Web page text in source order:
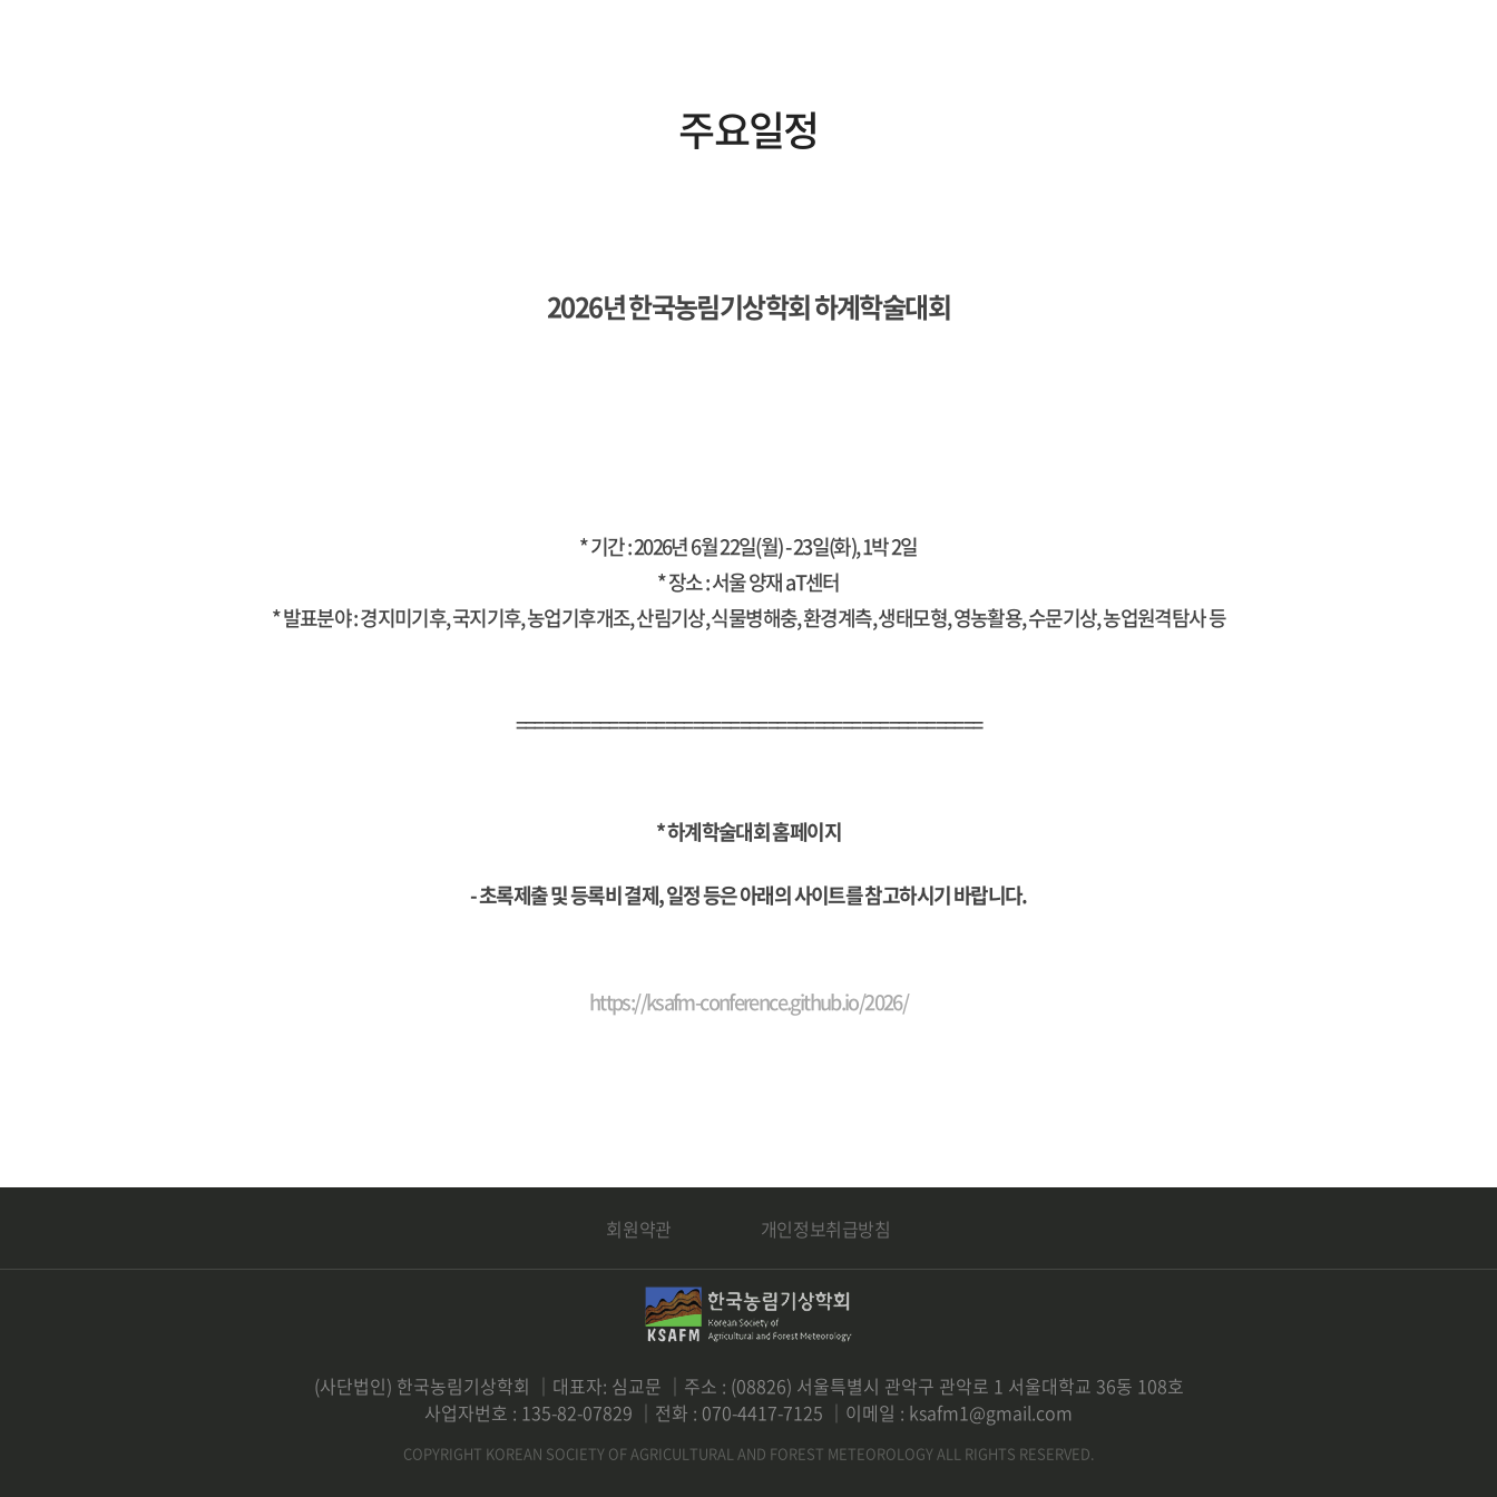
주요일정
2026년 한국농림기상학회 하계학술대회
* 기간 : 2026년 6월 22일(월) - 23일(화), 1박 2일
* 장소 : 서울 양재 aT센터
* 발표분야 : 경지미기후, 국지기후, 농업기후개조, 산림기상, 식물병해충, 환경계측, 생태모형, 영농활용, 수문기상, 농업원격탐사 등
==================================================
* 하계학술대회 홈페이지
- 초록제출 및 등록비 결제, 일정 등은 아래의 사이트를 참고하시기 바랍니다.
https://ksafm-conference.github.io/2026/
회원약관 개인정보취급방침
(사단법인) 한국농림기상학회 ｜대표자: 심교문 ｜주소 : (08826) 서울특별시 관악구 관악로 1 서울대학교 36동 108호
사업자번호 : 135-82-07829 ｜전화 : 070-4417-7125 ｜이메일 : ksafm1@gmail.com
COPYRIGHT KOREAN SOCIETY OF AGRICULTURAL AND FOREST METEOROLOGY ALL RIGHTS RESERVED.